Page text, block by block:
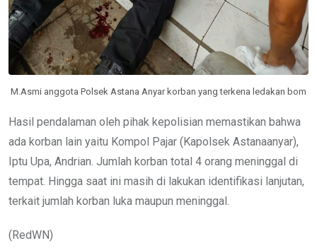
M.Asmi anggota Polsek Astana Anyar korban yang terkena ledakan bom
Hasil pendalaman oleh pihak kepolisian memastikan bahwa
ada korban lain yaitu Kompol Pajar (Kapolsek Astanaanyar),
Iptu Upa, Andrian. Jumlah korban total 4 orang meninggal di
tempat. Hingga saat ini masih di lakukan identifikasi lanjutan,
terkait jumlah korban luka maupun meninggal.
(RedWN)